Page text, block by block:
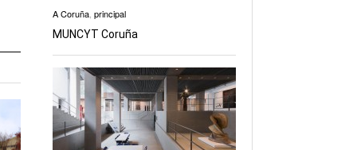
A Coruña principal
MUNCYT Coruña